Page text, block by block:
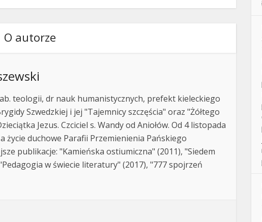
O autorze
teologii, dr nauk humanistycznych, prefekt kieleckiego
Szwedzkiej i jej "Tajemnicy szczęścia" oraz "Żółtego
Jezus. Czciciel s. Wandy od Aniołów. Od 4 listopada
życie duchowe Parafii Przemienienia Pańskiego
publikacje: "Kamieńska ostiumiczna" (2011), "Siedem
w świecie literatury" (2017), "777 spojrzeń